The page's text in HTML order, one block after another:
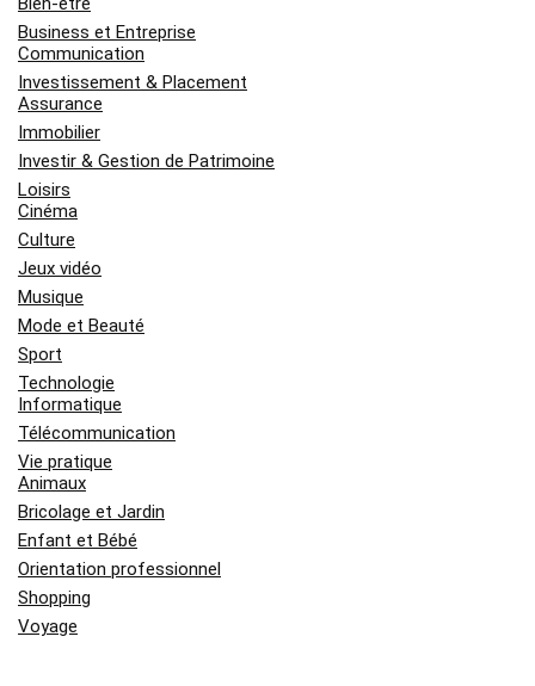
Business et Entreprise
Communication
Investissement & Placement
Assurance
Immobilier
Investir & Gestion de Patrimoine
Loisirs
Cinéma
Culture
Jeux vidéo
Musique
Mode et Beauté
Sport
Technologie
Informatique
Télécommunication
Vie pratique
Animaux
Bricolage et Jardin
Enfant et Bébé
Orientation professionnel
Shopping
Voyage